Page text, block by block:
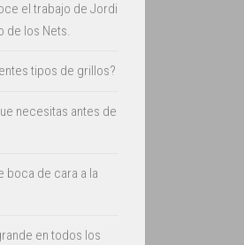
el trabajo de Jordi
de los Nets.
tipos de grillos?
necesitas antes de
boca de cara a la
en todos los